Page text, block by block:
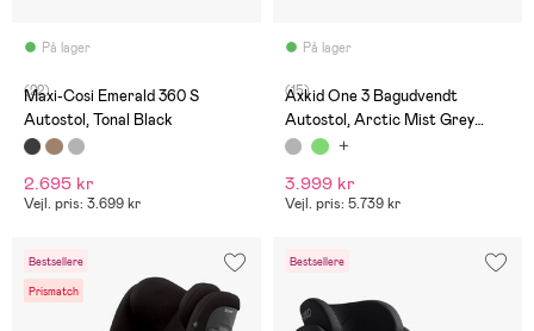
På lager
(22)
Maxi-Cosi Emerald 360 S
Autostol, Tonal Black
2.695 kr
Vejl. pris: 3.699 kr
På lager
(15)
Axkid One 3 Bagudvendt
Autostol, Arctic Mist Grey
Mesh
3.999 kr
Vejl. pris: 5.739 kr
Bestsellere
Prismatch
Bestsellere